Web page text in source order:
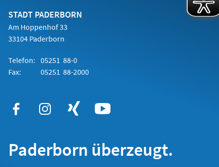
STADT PADERBORN
Am Hoppenhof 33
33104 Paderborn
Telefon: 05251 88-0
Fax:
05251 88-2000
Paderborn überzeugt.